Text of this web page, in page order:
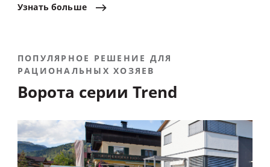
Узнать больше
ПОПУЛЯРНОЕ РЕШЕНИЕ ДЛЯ
РАЦИОНАЛЬНЫХ ХОЗЯЕВ
Ворота серии Trend